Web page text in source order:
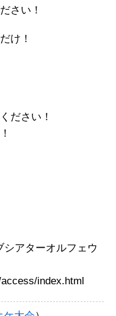
さい！
け！
ださい！
アターオルフェウ
index.html